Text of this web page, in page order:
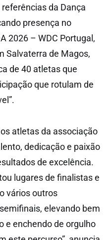
da Dança
presença no
2026 – WDC Portugal,
Salvaterra de Magos,
de 40 atletas que
que rotulam de
atletas da associação
dedicação e paixão
de excelência.
lugares de finalistas e
vários outros
elevando bem
e enchendo de orgulho